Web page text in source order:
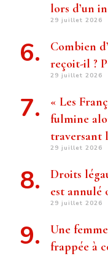
lors d’un
29 juillet 2026
Combien
reçoit-il ?
29 juillet 2026
« Les
fulmine
traversant
29 juillet 2026
Droits
est annulé
29 juillet 2026
Une
frappée à